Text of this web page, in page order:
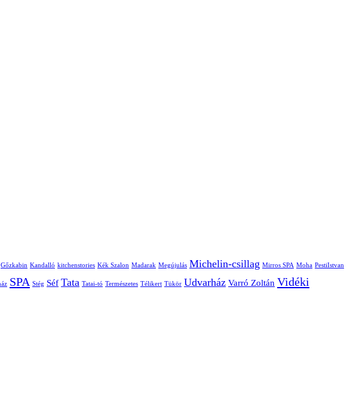
Gőzkabin Kandalló kitchenstories Kék Szalon Madarak Megújulás Michelin-csillag Mirros SPA Moha PestiIstvan
SPA Stég Séf Tata Tatai-tó Természetes Télikert Tükör Udvarház Varró Zoltán Vidéki